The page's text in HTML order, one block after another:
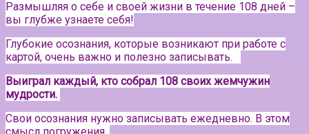
Размышляя о себе и своей жизни в течение 108 дней –
вы глубже узнаете себя!
Глубокие осознания, которые возникают при работе с
картой, очень важно и полезно записывать.⠀
Выиграл каждый, кто собрал 108 своих жемчужин
мудрости.
Свои осознания нужно записывать ежедневно. В этом
смысл погружения.